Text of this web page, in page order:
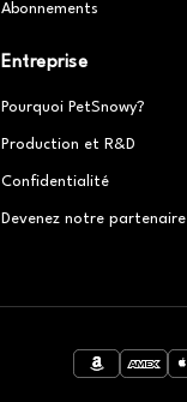
Abonnements
Entreprise
Pourquoi PetSnowy?
Production et R&D
Confidentialité
Devenez notre partenaire